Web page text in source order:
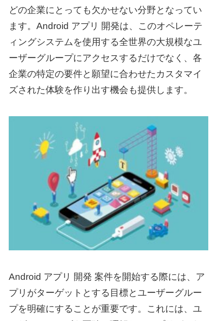
どの企業にとっても欠かせない分野となってい
ます。 Android アプリ 開発は、このオペレーテ
ィングシステムを使用する全世界の大規模なユ
ーザーグループにアクセスするだけでなく、各
企業の特定の要件と願望に合わせたカスタマイ
ズされた体験を作り出す機会も提供します。
Android アプリ 開発 案件を開始する際には、ア
プリがターゲットとする目標とユーザーグルー
プを明確にすることが重要です。これには、ユ